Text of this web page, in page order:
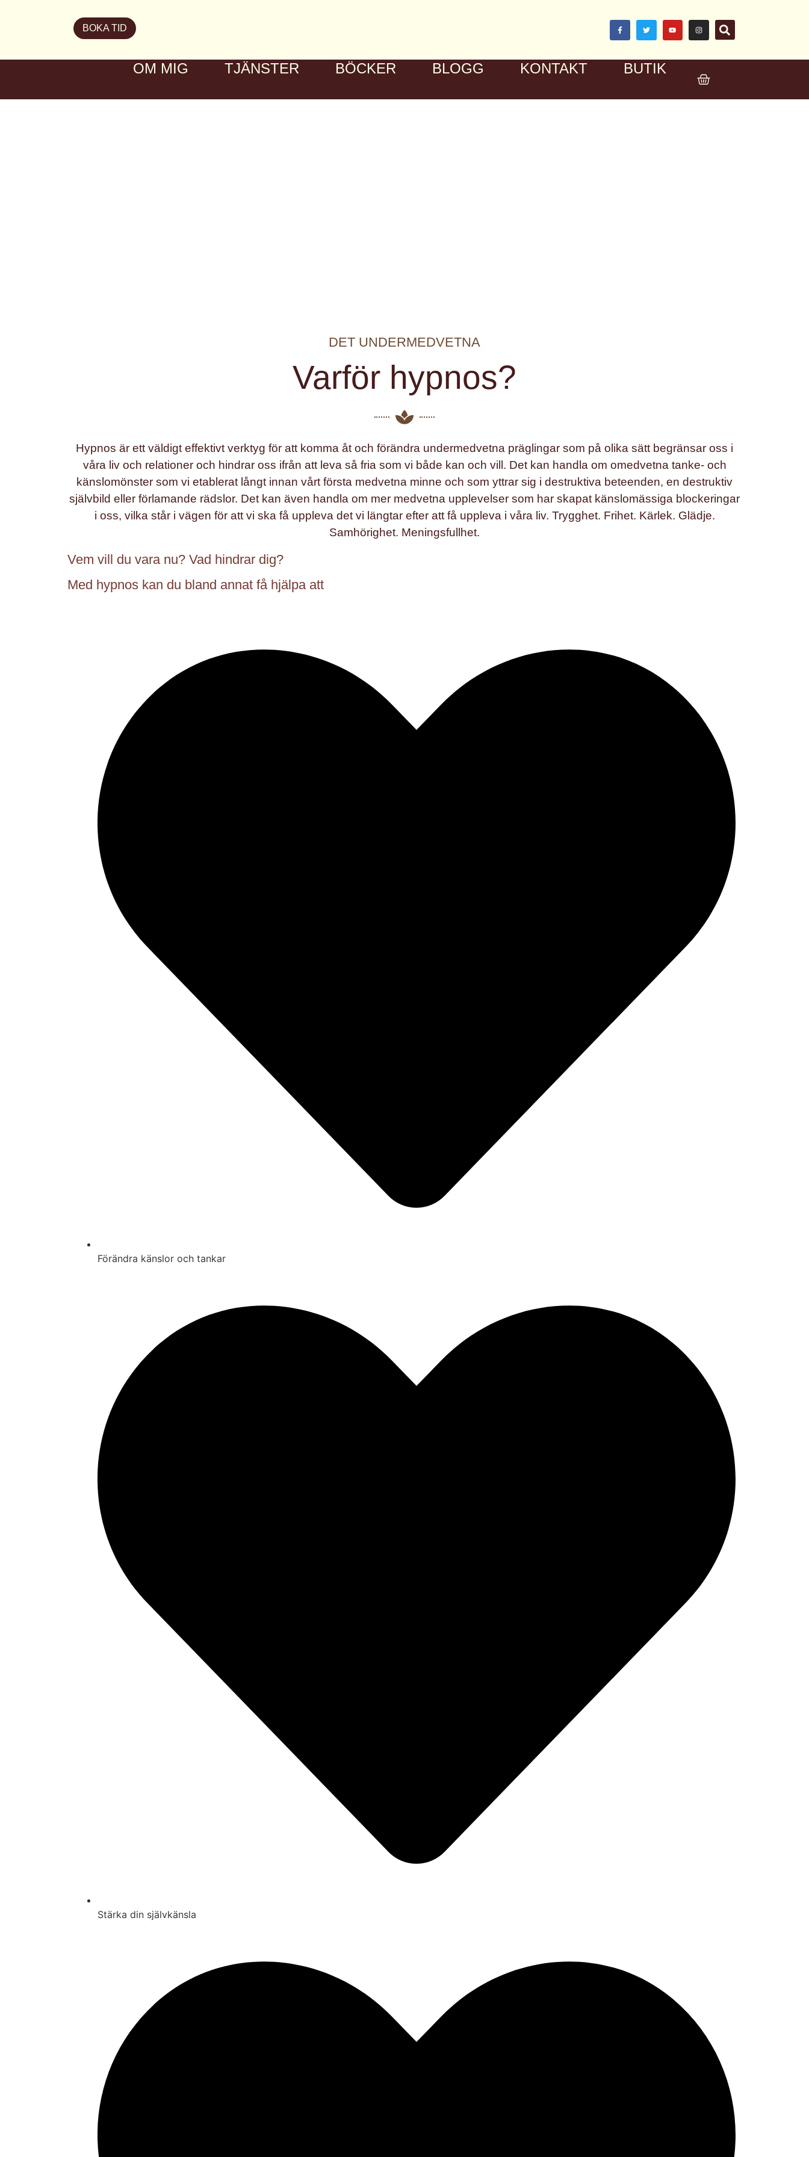
BOKA TID
OM MIG TJÄNSTER BÖCKER BLOGG KONTAKT BUTIK
DET UNDERMEDVETNA
Varför hypnos?
Hypnos är ett väldigt effektivt verktyg för att komma åt och förändra undermedvetna präglingar som på olika sätt begränsar oss i
våra liv och relationer och hindrar oss ifrån att leva så fria som vi både kan och vill. Det kan handla om omedvetna tanke- och
känslomönster som vi etablerat långt innan vårt första medvetna minne och som yttrar sig i destruktiva beteenden, en destruktiv
självbild eller förlamande rädslor. Det kan även handla om mer medvetna upplevelser som har skapat känslomässiga blockeringar
i oss, vilka står i vägen för att vi ska få uppleva det vi längtar efter att få uppleva i våra liv. Trygghet. Frihet. Kärlek. Glädje.
Samhörighet. Meningsfullhet.
Vem vill du vara nu? Vad hindrar dig?
Med hypnos kan du bland annat få hjälpa att
Förändra känslor och tankar
Stärka din självkänsla